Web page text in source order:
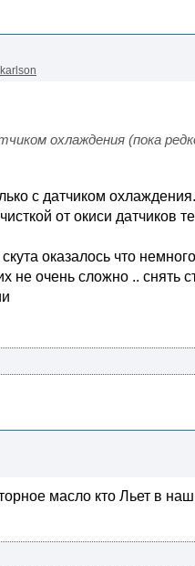
karlson
охлаждения (пока
с датчиком
от окиси датчиков
оказалось что
не очень сложно ..
масло кто Льет в